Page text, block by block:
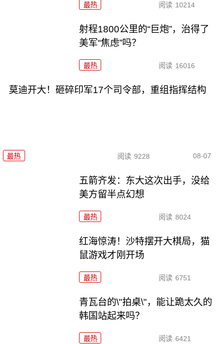
最热 阅读 10214
射程1800公里的“巨炮”，治得了
美军“焦虑”吗？
最热 阅读 16016
莫迪开大！砸碎印军17个司令部，重组指挥结构
最热 阅读 9228 08-07
五箭齐发：东大这次出手，没给
美方留半点幻想
最热 阅读 8024
红海惊涛！沙特摆开大棋局，猫
鼠游戏才刚开场
最热 阅读 6751
青瓦台的\"拍桌\"，能让跪太久的
韩国站起来吗？
最热 阅读 6421